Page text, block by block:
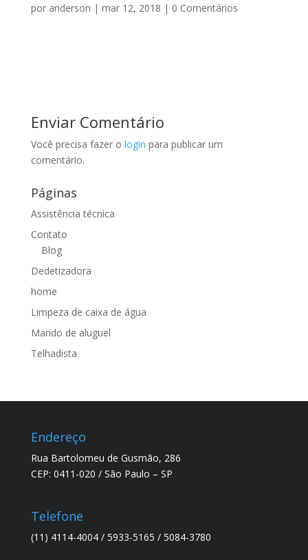
por anderson | mar 12, 2018 | 0 Comentários
Enviar Comentário
Você precisa fazer o login para publicar um
comentário.
Páginas
Assistência técnica
Contato
Blog
Dedetizadora
home
Limpeza de caixa de água
Marido de aluguel
Telhadista
Endereço
Rua Bartolomeu de Gusmão, 286
CEP: 0411-020 / São Paulo – SP
Telefone
(11) 4114-4004 / 5933-5165 / 5084-3780